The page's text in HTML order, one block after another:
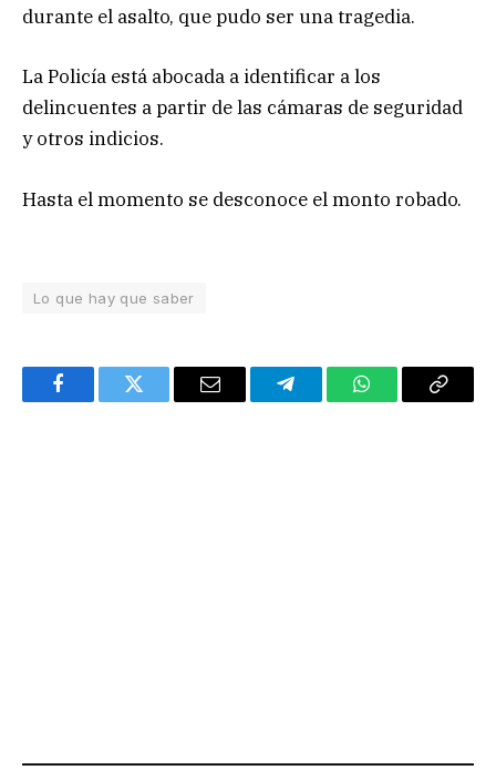
durante el asalto, que pudo ser una tragedia.
La Policía está abocada a identificar a los
delincuentes a partir de las cámaras de seguridad
y otros indicios.
Hasta el momento se desconoce el monto robado.
Lo que hay que saber
FacebookTwitter Email TelegramWhatsAppCopy